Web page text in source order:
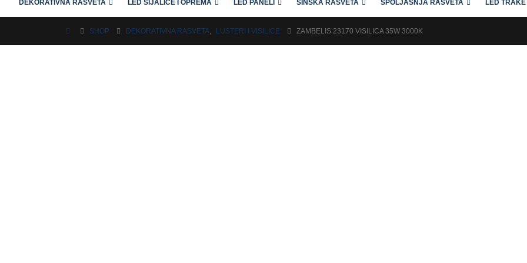
DEKORATIVNA RASVETA LED SIJALICE I OPREMA LED PANELI ŠINSKA RASVETA SPOLJAŠNJA RASVETA LED TRAKE
SHOP DEKORATIVNA RASVETA, LUSTERI I VISILICE ZAMBELIS 23170 VISILICA 35W 3000K